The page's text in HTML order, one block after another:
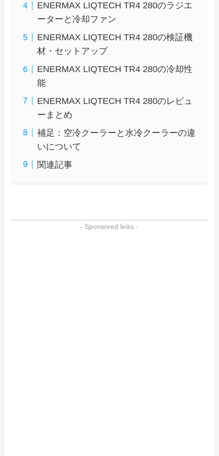
ENERMAX LIQTECH TR4 280のラジエ
ーターと冷却ファン
ENERMAX LIQTECH TR4 280の検証機
材・セットアップ
ENERMAX LIQTECH TR4 280の冷却性
能
ENERMAX LIQTECH TR4 280のレビュ
ーまとめ
補足：空冷クーラーと水冷クーラーの違
いについて
関連記事
- Sponsored links -